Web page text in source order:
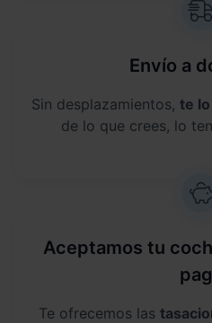
Envío a
Sin desplazamientos, te
de lo que crees, lo
Aceptamos tu
Te ofrecemos las